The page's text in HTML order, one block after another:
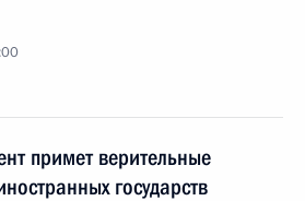
примет верительные
государств